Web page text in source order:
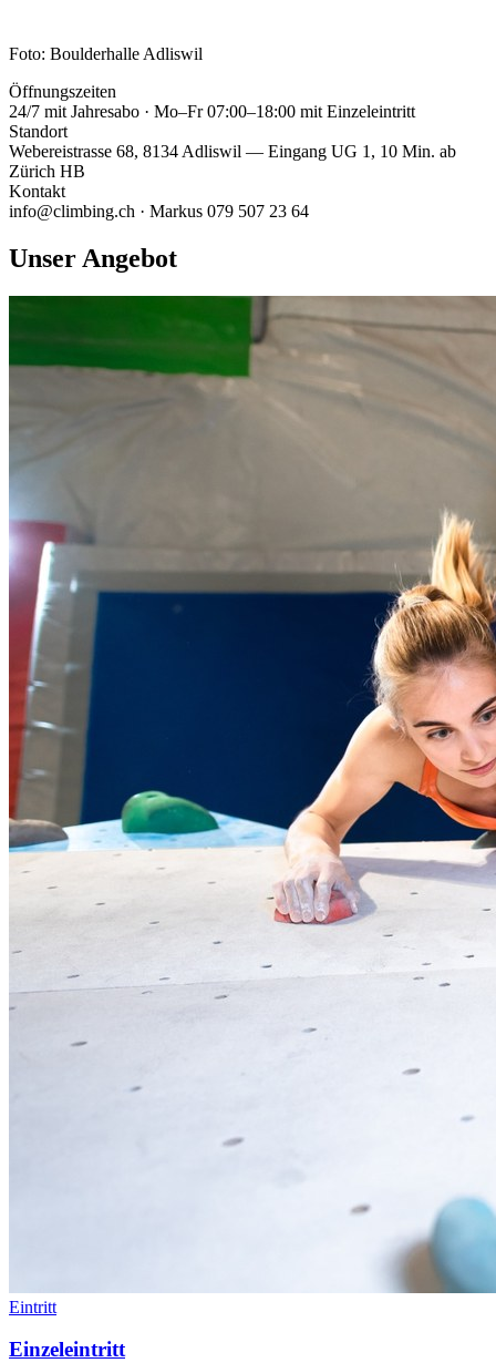
Foto: Boulderhalle Adliswil
Öffnungszeiten
24/7 mit Jahresabo · Mo–Fr 07:00–18:00 mit Einzeleintritt
Standort
Webereistrasse 68, 8134 Adliswil — Eingang UG 1, 10 Min. ab
Zürich HB
Kontakt
info@climbing.ch · Markus 079 507 23 64
Unser Angebot
Eintritt
Einzeleintritt